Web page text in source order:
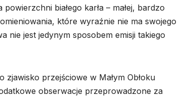
białego karła – małej, bardzo
które wyraźnie nie ma swojego
nie jest jedynym sposobem emisji takiego
przejściowe w Małym Obłoku
obserwacje przeprowadzone za